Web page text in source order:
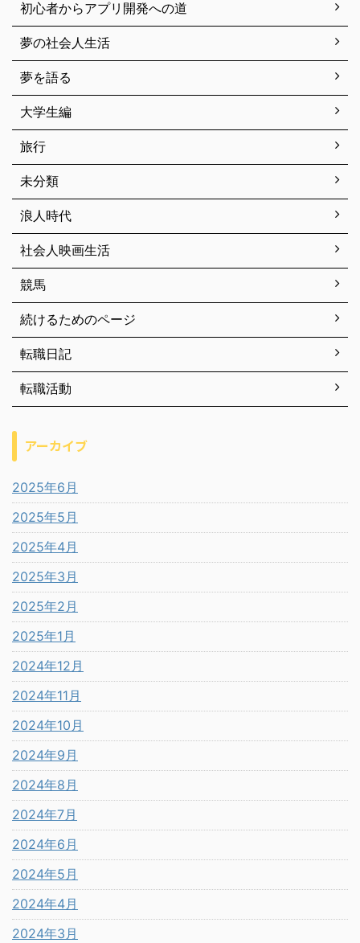
初心者からアプリ開発への道
夢の社会人生活
夢を語る
大学生編
旅行
未分類
浪人時代
社会人映画生活
競馬
続けるためのページ
転職日記
転職活動
アーカイブ
2025年6月
2025年5月
2025年4月
2025年3月
2025年2月
2025年1月
2024年12月
2024年11月
2024年10月
2024年9月
2024年8月
2024年7月
2024年6月
2024年5月
2024年4月
2024年3月